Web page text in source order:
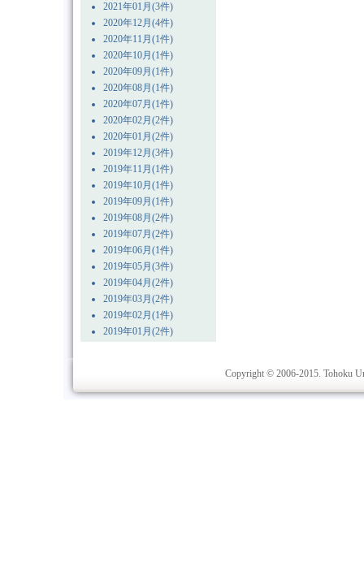
2021年01月(3件)
2020年12月(4件)
2020年11月(1件)
2020年10月(1件)
2020年09月(1件)
2020年08月(1件)
2020年07月(1件)
2020年02月(2件)
2020年01月(2件)
2019年12月(3件)
2019年11月(1件)
2019年10月(1件)
2019年09月(1件)
2019年08月(2件)
2019年07月(2件)
2019年06月(1件)
2019年05月(3件)
2019年04月(2件)
2019年03月(2件)
2019年02月(1件)
2019年01月(2件)
Copyright © 2006-2015. Tohoku